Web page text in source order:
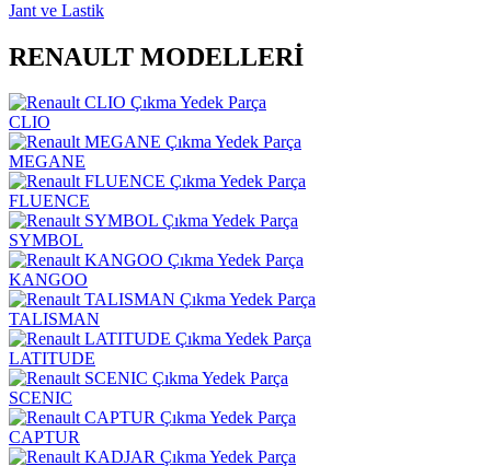
Jant ve Lastik
RENAULT MODELLERİ
CLIO
MEGANE
FLUENCE
SYMBOL
KANGOO
TALISMAN
LATITUDE
SCENIC
CAPTUR